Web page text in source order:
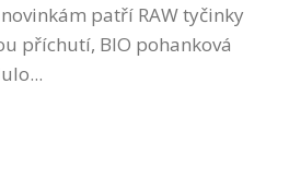
patří RAW tyčinky
příchutí, BIO pohanková